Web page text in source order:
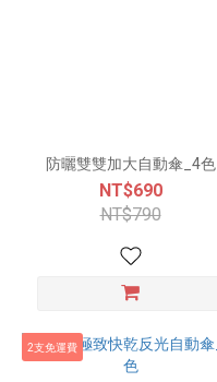
防曬雙雙加大自動傘_4色
NT$690
NT$790
2支免運費